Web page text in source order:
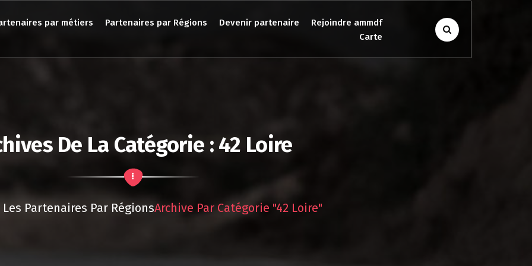
par métiers Partenaires par Régions Devenir partenaire
Rejoindre ammdf
Carte
De La Catégorie : 42 Loire
Les Partenaires Par RégionsArchive Par Catégorie "42 Loire"